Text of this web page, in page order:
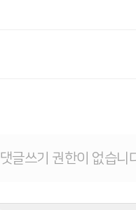
댓글쓰기 권한이 없습니